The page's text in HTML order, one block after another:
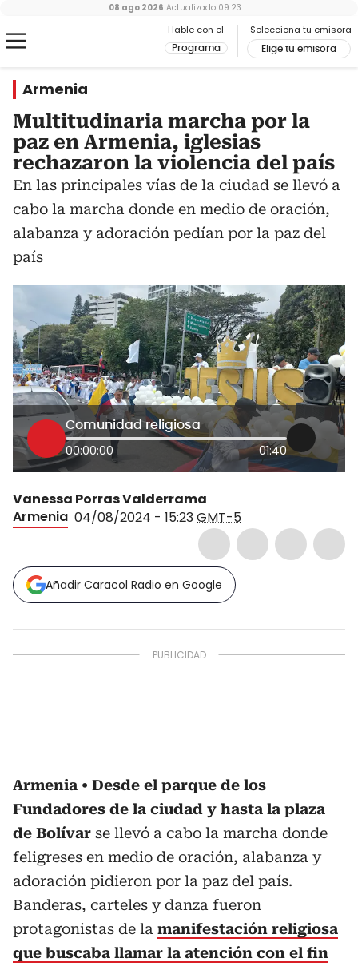
Hable con el
Programa
Selecciona tu emisora
Elige tu emisora
08 ago 2026 Actualizado 09:23
Armenia
Multitudinaria marcha por la
paz en Armenia, iglesias
rechazaron la violencia del país
En las principales vías de la ciudad se llevó a
cabo la marcha donde en medio de oración,
alabanza y adoración pedían por la paz del
país
Comunidad religiosa
00:00:00 01:40
Vanessa Porras Valderrama
Armenia 04/08/2024 - 15:23GMT-5
Añadir Caracol Radio en Google
Armenia
Desde el parque de los
Fundadores de la ciudad y hasta la plaza
de Bolívar se llevó a cabo la marcha donde
feligreses en medio de oración, alabanza y
adoración pidieron por la paz del país.
Banderas, carteles y danza fueron
protagonistas de la manifestación religiosa
que buscaba llamar la atención con el fin